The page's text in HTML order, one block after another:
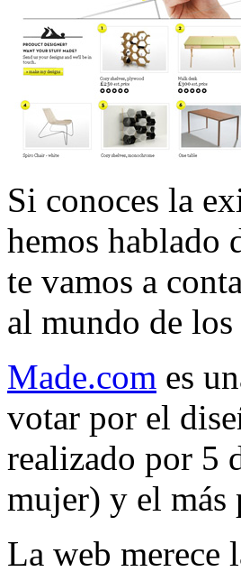
Si conoces la
hemos hablado
te vamos a
al mundo de los
Made.com es
votar por el
realizado por 5
mujer) y el más
La web merece